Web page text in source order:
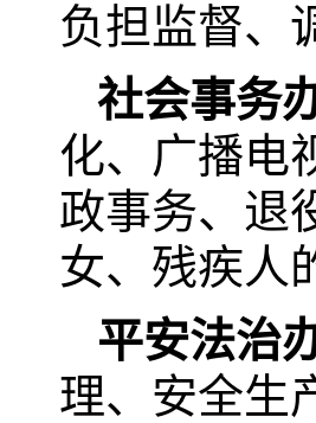
负担监督、
社会事务
化、广播电
政事务、退
女、残疾人
平安法治
理、安全生